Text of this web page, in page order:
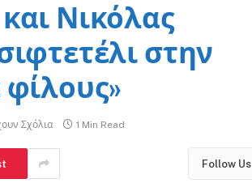
Νικόλας
στην
Σχόλια 1 Min Read
Follow Us